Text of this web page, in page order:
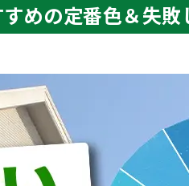
めの定番色＆失敗